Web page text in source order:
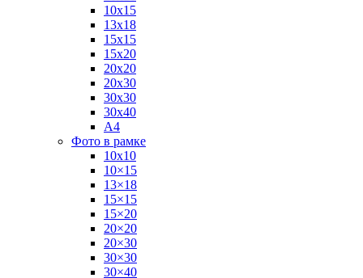
10х15
13х18
15х15
15х20
20х20
20х30
30х30
30х40
А4
Фото в рамке
10х10
10×15
13×18
15×15
15×20
20×20
20×30
30×30
30×40